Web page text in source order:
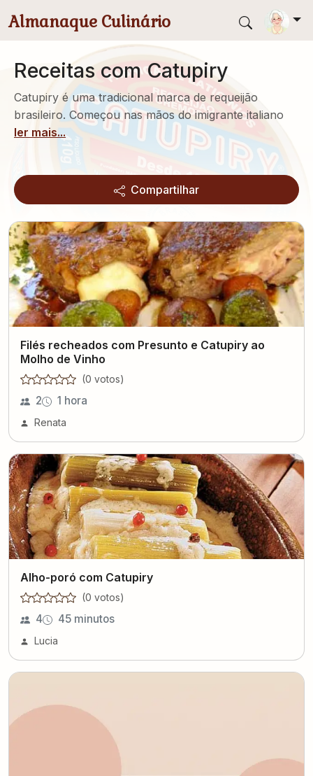
Almanaque Culinário
Receitas com Catupiry
Catupiry é uma tradicional marca de requeijão
brasileiro. Começou nas mãos do imigrante italiano
ler mais...
Compartilhar
Filés recheados com Presunto e Catupiry ao
Molho de Vinho
(0 votos)
2 1 hora
Renata
Alho-poró com Catupiry
(0 votos)
4 45 minutos
Lucia